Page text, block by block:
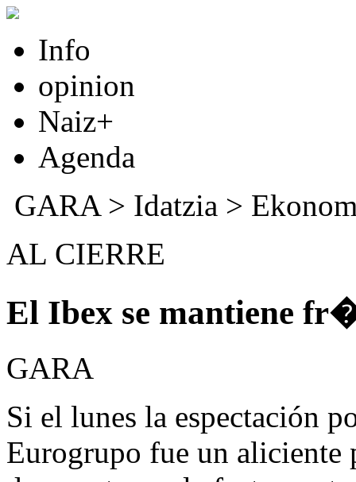
Info
opinion
Naiz+
Agenda
GARA> Idatzia >
AL CIERRE
El Ibex se mantiene
GARA
Si el lunes la espectación
Eurogrupo fue un aliciente